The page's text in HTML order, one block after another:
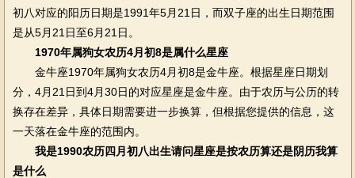
初八对应的阳历日期是1991年5月21日，而双子座的出生日期范围
是从5月21日至6月21日。
1970年属狗女农历4月初8是属什么星座
金牛座1970年属狗女农历4月初8是金牛座。根据星座日期划
分，4月21日到4月30日的对应星座是金牛座。由于农历与公历的转
换存在差异，具体日期需要进一步换算，但根据您提供的信息，这
一天落在金牛座的范围内。
我是1990农历四月初八出生请问星座是按农历算还是阴历我算
是什么